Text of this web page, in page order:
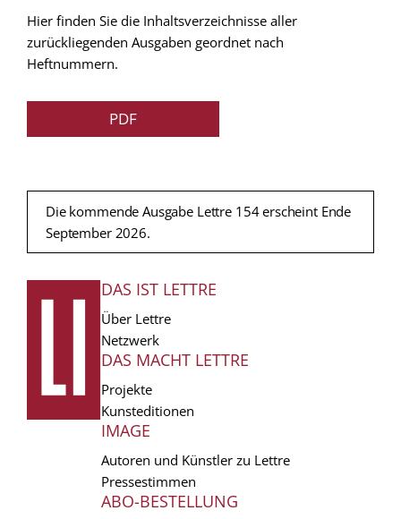
Hier finden Sie die Inhaltsverzeichnisse aller
zurückliegenden Ausgaben geordnet nach
Heftnummern.
PDF
Die kommende Ausgabe Lettre 154 erscheint Ende
September 2026.
FUSSZEILE
DAS IST LETTRE
Über Lettre
Netzwerk
DAS MACHT LETTRE
Projekte
Kunsteditionen
IMAGE
Autoren und Künstler zu Lettre
Pressestimmen
ABO-BESTELLUNG